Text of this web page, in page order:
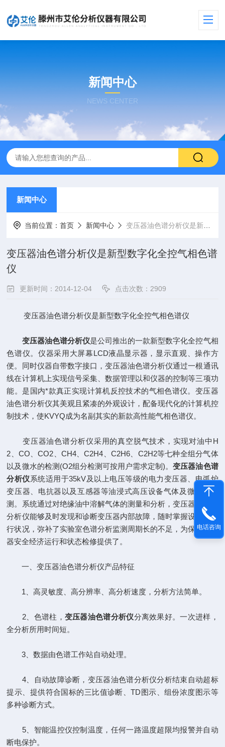
新闻中心
NEWS CENTER
新闻中心
当前位置：首页 新闻中心 变压器油色谱分析仪是新型数字化全控气相色谱仪
变压器油色谱分析仪是新型数字化全控气相色谱
仪
更新时间：2014-12-04 点击次数：2909
变压器油色谱分析仪是新型数字化全控气相色谱仪
变压器油色谱分析仪是公司推出的一款新型数字化全控气相
色谱仪。仪器采用大屏幕LCD液晶显示器，显示直观、操作方
便。同时仪器自带数字接口，变压器油色谱分析仪通过一根通讯
线在计算机上实现信号采集、数据管理以和仪器的控制等三项功
能。是国内*款真正实现计算机反控技术的气相色谱仪。变压器
油色谱分析仪其美观且紧凑的外观设计，配备现代化的计算机控
制技术，使KVYQ成为名副其实的新款高性能气相色谱仪。
变压器油色谱分析仪采用的真空脱气技术，实现对油中H
2、CO、CO2、CH4、C2H4、C2H6、C2H2等七种全组分气体
以及微水的检测(O2组分检测可按用户需求定制)。变压器油色谱
分析仪系统适用于35kV及以上电压等级的电力变压器、电弧炉
变压器、电抗器以及互感器等油浸式高压设备气体及微水的检
测。系统通过对绝缘油中溶解气体的测量和分析，变压器油色谱
分析仪能够及时发现和诊断变压器内部故障，随时掌握设备的运
行状况，弥补了实验室色谱分析监测周期长的不足，为保证变压
器安全经济运行和状态检修提供了。
一、变压器油色谱分析仪产品特征
1、高灵敏度、高分辨率、高分析速度，分析方法简单。
2、色谱柱， 变压器油色谱分析仪分离效果好。一次进样，
全分析所用时间短。
3、数据由色谱工作站自动处理。
4、自动故障诊断，变压器油色谱分析仪分析结束自动超标
提示、提供符合国标的三比值诊断、TD图示、组份浓度图示等
多种诊断方式。
5、智能温控仪控制温度，任何一路温度超限均报警并自动
断电保护。
电话咨询